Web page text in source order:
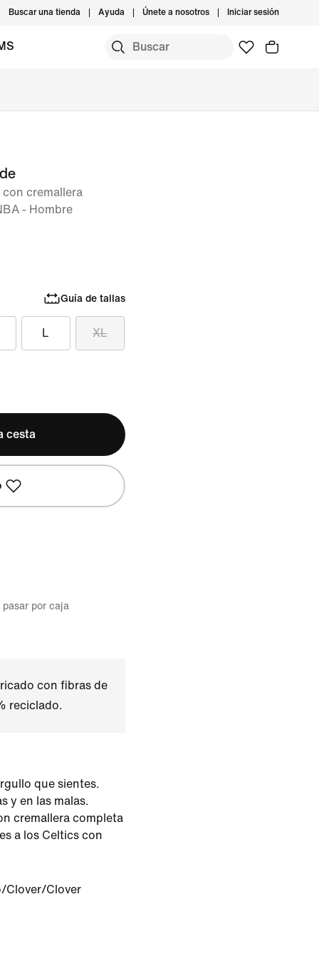
Buscar una tienda Ayuda Únete a nosotros Iniciar sesión
cremallera
- Hombre
Guía de tallas
L XL
cesta
por caja
con fibras de
reciclado.
que sientes.
y en las malas.
cremallera completa
a los Celtics con
Clover/Clover